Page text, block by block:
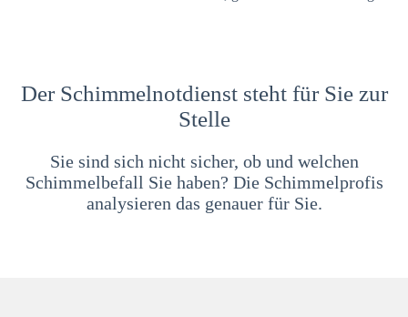
Der Schimmelnotdienst steht für Sie zur
Stelle
Sie sind sich nicht sicher, ob und welchen
Schimmelbefall Sie haben? Die Schimmelprofis
analysieren das genauer für Sie.